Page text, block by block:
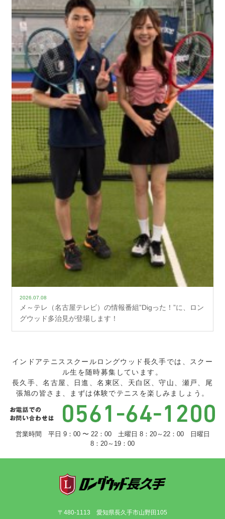
2026.07.08
メ～テレ（名古屋テレビ）の情報番組”Digった！”に、ロン
グウッド多治見が登場します！
インドアテニススクールロングウッド長久手では、スクー
ル生を随時募集しています。
長久手、名古屋、日進、名東区、天白区、守山、瀬戸、尾
張旭の皆さま、まずは体験でテニスを楽しみましょう。
営業時間 平日 9：00 〜 22：00 土曜日 8：20～22：00 日曜日
8：20～19：00
〒480-1113 愛知県長久手市山野田105